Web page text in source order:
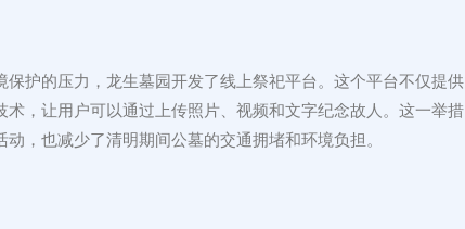
保护的压力，龙生墓园开发了线上祭祀平台。这个平台不仅提供
，让用户可以通过上传照片、视频和文字纪念故人。这一举措
，也减少了清明期间公墓的交通拥堵和环境负担。